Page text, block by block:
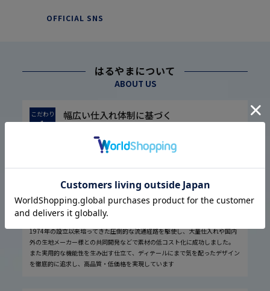
OFFICIAL SNS
はるやまについて
ABOUT US
こだわり
1
幅広い仕入れ体制に基づく
高品質・低価格の実現
1974年の設立以来培ってきた圧倒的な流通経路を駆使し、大量仕入れや国内
外の生地メーカー様との共同開発などで素材の低コスト化に成功しました。
また実用的な機能性を生み出す仕立て、ディテールにまで気を配ったデザイン
を徹底的に追求し、高品質・低価格を実現しています